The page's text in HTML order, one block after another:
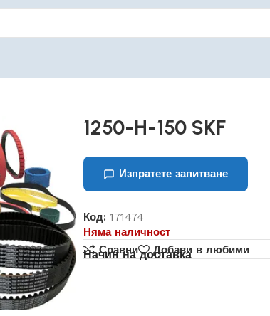
1250-H-150 SKF
Изпратете запитване
Код: 171474
Няма наличност
Сравни
Добави в любими
Начин на доставка